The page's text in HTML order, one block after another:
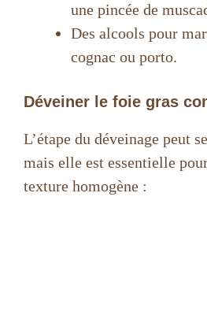
une pincée de
Des alcools pour
cognac ou porto.
Déveiner le foie gras
L’étape du déveinage peut
mais elle est essentielle
texture homogène :